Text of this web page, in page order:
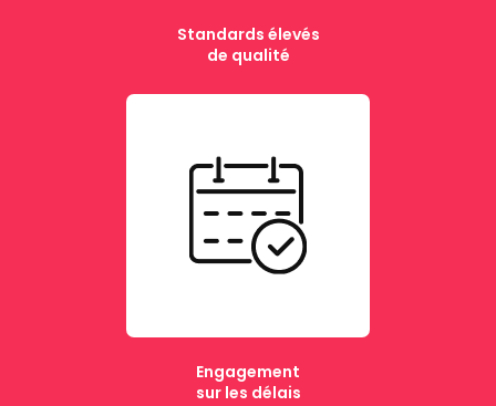
Standards élevés
de qualité
Engagement
sur les délais